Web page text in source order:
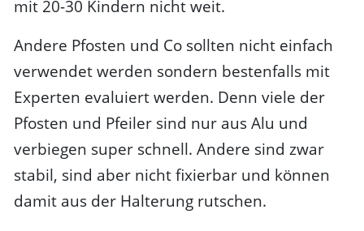
mit 20-30 Kindern nicht weit.
Andere Pfosten und Co sollten nicht einfach
verwendet werden sondern bestenfalls mit
Experten evaluiert werden. Denn viele der
Pfosten und Pfeiler sind nur aus Alu und
verbiegen super schnell. Andere sind zwar
stabil, sind aber nicht fixierbar und können
damit aus der Halterung rutschen.